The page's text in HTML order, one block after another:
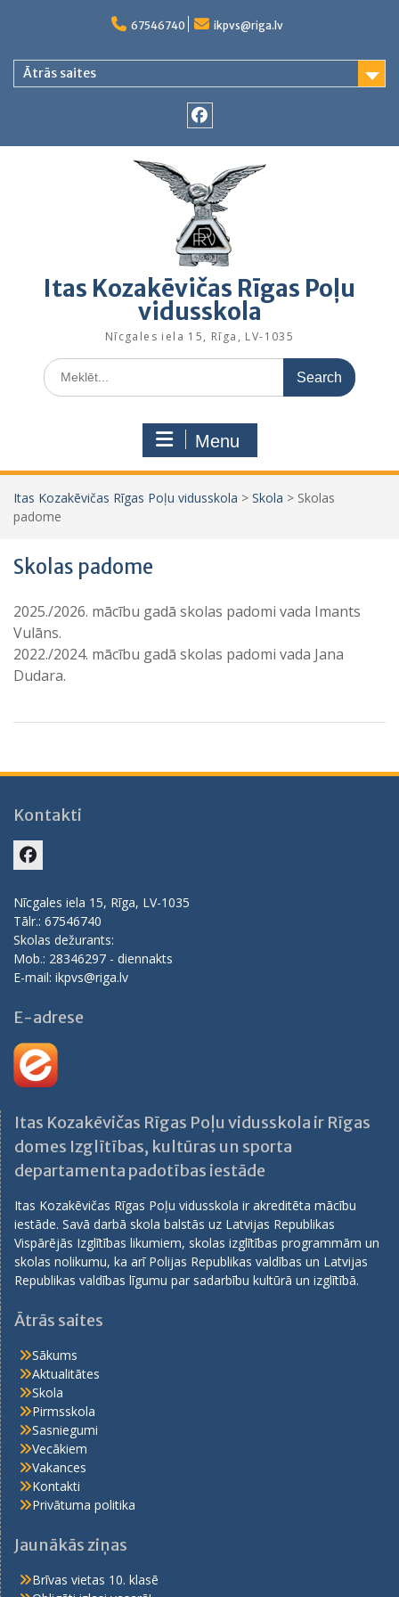
67546740 ikpvs@riga.lv
Ātrās saites
Itas Kozakēvičas Rīgas Poļu
vidusskola
Nīcgales iela 15, Rīga, LV-1035
Search
for:
Menu
Itas Kozakēvičas Rīgas Poļu vidusskola > Skola > Skolas
padome
Skolas padome
2025./2026. mācību gadā skolas padomi vada Imants
Vulāns.
2022./2024. mācību gadā skolas padomi vada Jana
Dudara.
Kontakti
Nīcgales iela 15, Rīga, LV-1035
Tālr.: 67546740
Skolas dežurants:
Mob.: 28346297 - diennakts
E-mail: ikpvs@riga.lv
E-adrese
Itas Kozakēvičas Rīgas Poļu vidusskola ir Rīgas
domes Izglītības, kultūras un sporta
departamenta padotības iestāde
Itas Kozakēvičas Rīgas Poļu vidusskola ir akreditēta mācību
iestāde. Savā darbā skola balstās uz Latvijas Republikas
Vispārējās Izglītības likumiem, skolas izglītības programmām un
skolas nolikumu, ka arī Polijas Republikas valdības un Latvijas
Republikas valdības līgumu par sadarbību kultūrā un izglītībā.
Ātrās saites
Sākums
Aktualitātes
Skola
Pirmsskola
Sasniegumi
Vecākiem
Vakances
Kontakti
Privātuma politika
Jaunākās ziņas
Brīvas vietas 10. klasē